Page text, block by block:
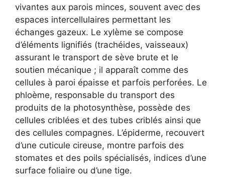
vivantes aux parois minces, souvent avec des
espaces intercellulaires permettant les
échanges gazeux. Le xylème se compose
d’éléments lignifiés (trachéides, vaisseaux)
assurant le transport de sève brute et le
soutien mécanique ; il apparaît comme des
cellules à paroi épaisse et parfois perforées. Le
phloème, responsable du transport des
produits de la photosynthèse, possède des
cellules criblées et des tubes criblés ainsi que
des cellules compagnes. L’épiderme, recouvert
d’une cuticule cireuse, montre parfois des
stomates et des poils spécialisés, indices d’une
surface foliaire ou d’une tige.